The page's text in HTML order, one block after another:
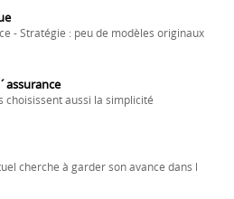
- Stratégie : peu de modèles originaux
choisissent aussi la simplicité
cherche à garder son avance dans l